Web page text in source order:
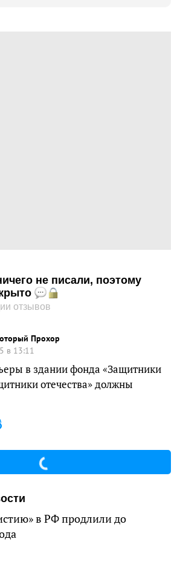
не писали, поэтому
отзывов
Прохор
в 13:11
в здании фонда «Защитники
отечества» должны
в РФ продлили до